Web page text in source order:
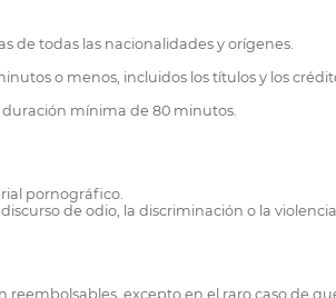
de todas las nacionalidades y orígenes.
o menos, incluidos los títulos y los
mínima de 80 minutos.
pornográfico.
de odio, la discriminación o la
reembolsables, excepto en el raro caso de